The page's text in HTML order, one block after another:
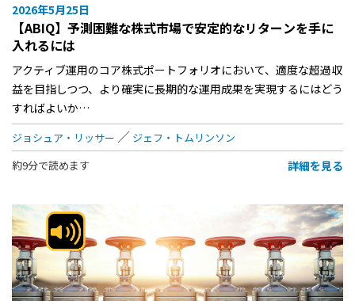
2026年5月25日
【ABIQ】予測困難な株式市場で安定的なリターンを手に
入れるには
アクティブ運用のコア株式ポートフォリオにおいて、適度な超過収
益を目指しつつ、より確実に長期的な運用成果を実現するにはどう
すればよいか…
ジョシュア・リッサー
ジェフ・トムリンソン
約9分で読めます
詳細を見る